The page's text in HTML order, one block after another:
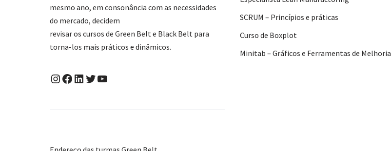
mesmo ano, em consonância com as necessidades
do mercado, decidem
revisar os cursos de Green Belt e Black Belt para
torna-los mais práticos e dinâmicos.
SCRUM – Princípios e práticas
Curso de Boxplot
Minitab – Gráficos e Ferramentas de Melhoria